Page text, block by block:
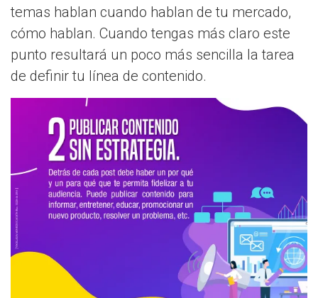
temas hablan cuando hablan de tu mercado,
cómo hablan. Cuando tengas más claro este
punto resultará un poco más sencilla la tarea
de definir tu línea de contenido.